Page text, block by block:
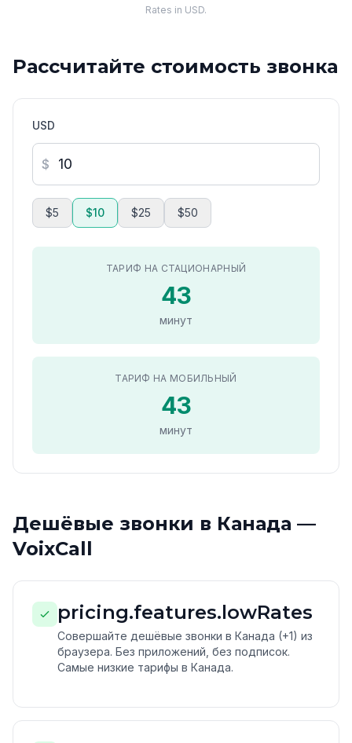
Rates in USD.
Рассчитайте стоимость звонка
USD
$
$5 $10 $25 $50
ТАРИФ НА СТАЦИОНАРНЫЙ
43
минут
ТАРИФ НА МОБИЛЬНЫЙ
43
минут
Дешёвые звонки в Канада —
VoixCall
pricing.features.lowRates
Совершайте дешёвые звонки в Канада (+1) из
браузера. Без приложений, без подписок.
Самые низкие тарифы в Канада.